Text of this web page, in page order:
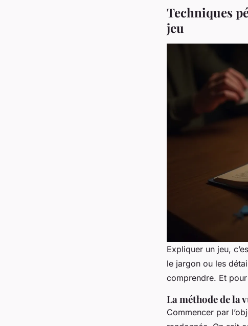
Techniques
jeu
Expliquer un jeu,
le jargon ou les
comprendre. Et pour
La méthode de la
Commencer par